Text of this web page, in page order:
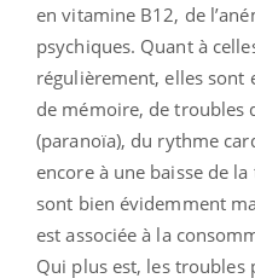
en vitamine B12, de
psychiques. Quant à
régulièrement, elles sont
de mémoire, de troubles
(paranoïa), du rythme
encore à une baisse de
sont bien évidemment
est associée à la
Qui plus est, les troubles